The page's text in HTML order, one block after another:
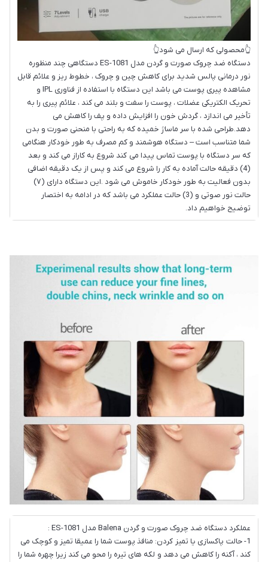
👆محصولی که ارسال می شود👆
دستگاه ضد چروک صورت و گردن مدل ES-1081 دستگاهی چند منظوره
نور درمانی پالس شدید برای کاهش چین و چروک ، خطوط ریز و علائم قابل
مشاهده پیری پوست می باشد این دستگاه با استفاده از فناوری IPL و
تحریک الکتریکی عضلات ، پوست را سفت و بلند می کند ، علائم پیری را به
تأخیر می اندازد ، گردش خون را افزایش داده و پف را کاهش می
دهد.طراحی شده با سر ماساژ خمیده که به راحتی با منحنی صورت و بدن
شما متناسب است – دستگاه هوشمند و کم مصرف به طور خودکار هنگامی
که سر دستگاه با پوست تماس پیدا می کند شروع به کاراز می کند و بعد
(4) دقیقه حالت آماده به کار را شروع می کند و پس از یک دقیقه اضافی
بدون فعالیت به طور خودکار خاموش می شود .این دستگاه دارای (۷)
حالت نور صوتی و (3) حالت عملکرد می باشد که در ادامه به اختصار
توضیح خواهیم داد.
عملکرد دستگاه ضد چروک صورت و گردن Balena مدل ES-1081 :
1- حالت پاکسازی یا تمیز کردن: منافذ پوست شما را عمیقا تمیز و کوچک می
کند ، آکنه را کاهش می دهد و لکه های تیره را محو می کند زیرا چهره شما را